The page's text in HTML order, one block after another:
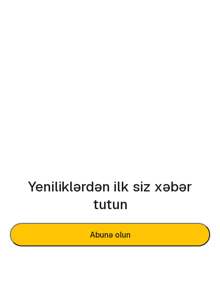
Yeniliklərdən ilk siz xəbər
tutun
Abunə olun